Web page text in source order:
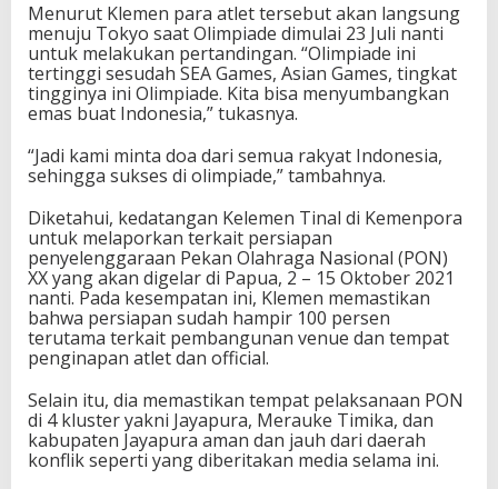
Menurut Klemen para atlet tersebut akan langsung
menuju Tokyo saat Olimpiade dimulai 23 Juli nanti
untuk melakukan pertandingan. “Olimpiade ini
tertinggi sesudah SEA Games, Asian Games, tingkat
tingginya ini Olimpiade. Kita bisa menyumbangkan
emas buat Indonesia,” tukasnya.
“Jadi kami minta doa dari semua rakyat Indonesia,
sehingga sukses di olimpiade,” tambahnya.
Diketahui, kedatangan Kelemen Tinal di Kemenpora
untuk melaporkan terkait persiapan
penyelenggaraan Pekan Olahraga Nasional (PON)
XX yang akan digelar di Papua, 2 – 15 Oktober 2021
nanti. Pada kesempatan ini, Klemen memastikan
bahwa persiapan sudah hampir 100 persen
terutama terkait pembangunan venue dan tempat
penginapan atlet dan official.
Selain itu, dia memastikan tempat pelaksanaan PON
di 4 kluster yakni Jayapura, Merauke Timika, dan
kabupaten Jayapura aman dan jauh dari daerah
konflik seperti yang diberitakan media selama ini.